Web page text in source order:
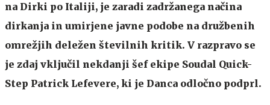
na Dirki po Italiji, je zaradi zadržanega načina
dirkanja in umirjene javne podobe na družbenih
omrežjih deležen številnih kritik. V razpravo se
je zdaj vključil nekdanji šef ekipe Soudal Quick-
Step Patrick Lefevere, ki je Danca odločno podprl.